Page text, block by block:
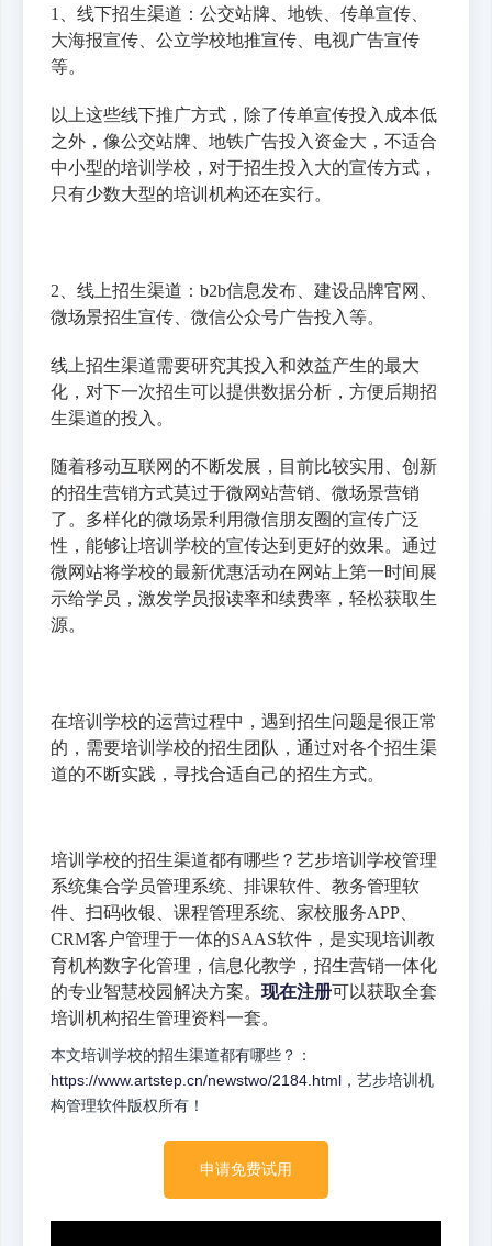
1、线下招生渠道：公交站牌、地铁、传单宣传、
大海报宣传、公立学校地推宣传、电视广告宣传
等。
以上这些线下推广方式，除了传单宣传投入成本低
之外，像公交站牌、地铁广告投入资金大，不适合
中小型的培训学校，对于招生投入大的宣传方式，
只有少数大型的培训机构还在实行。
2、线上招生渠道：b2b信息发布、建设品牌官网、
微场景招生宣传、微信公众号广告投入等。
线上招生渠道需要研究其投入和效益产生的最大
化，对下一次招生可以提供数据分析，方便后期招
生渠道的投入。
随着移动互联网的不断发展，目前比较实用、创新
的招生营销方式莫过于微网站营销、微场景营销
了。多样化的微场景利用微信朋友圈的宣传广泛
性，能够让培训学校的宣传达到更好的效果。通过
微网站将学校的最新优惠活动在网站上第一时间展
示给学员，激发学员报读率和续费率，轻松获取生
源。
在培训学校的运营过程中，遇到招生问题是很正常
的，需要培训学校的招生团队，通过对各个招生渠
道的不断实践，寻找合适自己的招生方式。
培训学校的招生渠道都有哪些？艺步培训学校管理
系统集合学员管理系统、排课软件、教务管理软
件、扫码收银、课程管理系统、家校服务APP、
CRM客户管理于一体的SAAS软件，是实现培训教
育机构数字化管理，信息化教学，招生营销一体化
的专业智慧校园解决方案。 现在注册可以获取全套
培训机构招生管理资料一套。
本文培训学校的招生渠道都有哪些？：
https://www.artstep.cn/newstwo/2184.html ，艺步培训机
构管理软件版权所有！
申请免费试用